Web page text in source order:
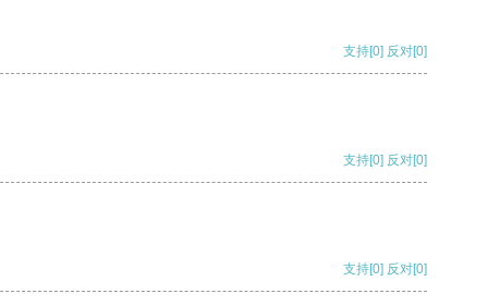
支持[0] 反对[0]
支持[0] 反对[0]
支持[0] 反对[0]